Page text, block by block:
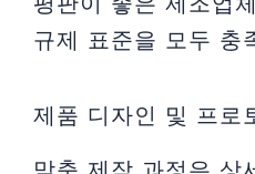
규제 표준을 모두 충
제품 디자인 및 프로